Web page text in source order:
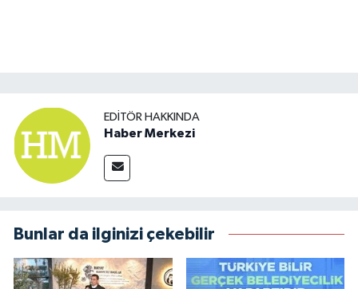
EDITÖR HAKKINDA
Haber Merkezi
Bunlar da ilginizi çekebilir